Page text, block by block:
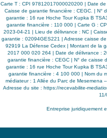
Carte T : CPI 97812017000020200 | Date
Caisse de garantie financière : CEGC. | N°
garantie : 16 rue Hoche Tour Kupka B
garantie financière : 110 000 | Carte G :
2023-04-21 | Lieu de délivrance : NC |
garantie : 02094GES221 | Adresse caisse
92919 La Défense Cedex | Montant de la
2017 000 020 264 | Date de délivrance :
garantie financière : CEGC | N° de caisse
garantie : 16 rue Hoche Tour Kupka B
garantie financière : 4 100 000 | Nom du
médiateur : 1 Allée du Parc de Mesemena
Adresse du site : https://recevabilite-
Entreprise juridiquement